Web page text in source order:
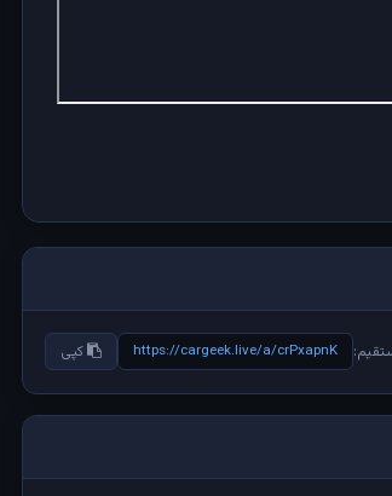
https://cargeek.live/a/crPxapnK کپی